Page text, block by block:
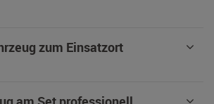
zum Einsatzort